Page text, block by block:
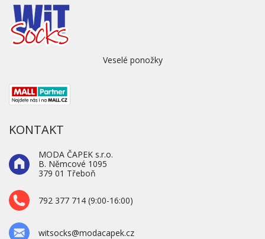
Veselé ponožky
KONTAKT
MODA ČAPEK s.r.o.
B. Němcové 1095
379 01 Třeboň
792 377 714 (9:00-16:00)
witsocks@modacapek.cz